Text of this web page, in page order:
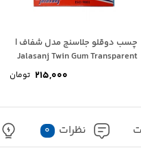
چسب دوقلو جلاسنج مدل شفاف |
Jalasanj Twin Gum Transparent
215,000 تومان
نظرات 0